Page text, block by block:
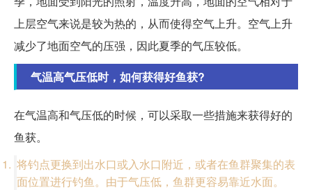
上层空气来说是较为热的，从而使得空气上升。空气上升
减少了地面空气的压强，因此夏季的气压较低。
气温高气压低时，如何获得好鱼获?
在气温高和气压低的时候，可以采取一些措施来获得好的
鱼获。
将钓点更换到出水口或入水口附近，或者在鱼群聚集的表
面位置进行钓鱼。由于气压低，鱼群更容易靠近水面。